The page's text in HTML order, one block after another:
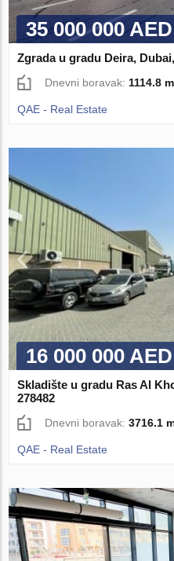
35 000 000 AED
Zgrada u gradu Deira,
Dnevni boravak: 1114.8
QAE - Real Estate
16 000 000 AED
Skladište u gradu Ras Al
278482
Dnevni boravak:3716.1
QAE - Real Estate